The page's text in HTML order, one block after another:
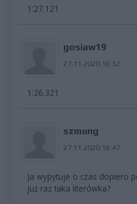
1:27.121
gosiaw19
27.11.2020 16:32
1:26.321
szmung
27.11.2020 16:47
Ja wypytuje o czas dopiero
już raz taka literówka?